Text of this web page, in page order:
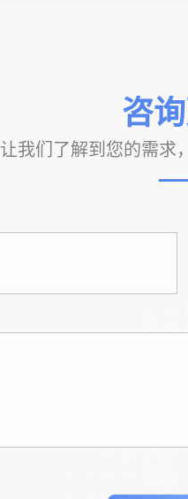
咨
让我们了解到您的需求